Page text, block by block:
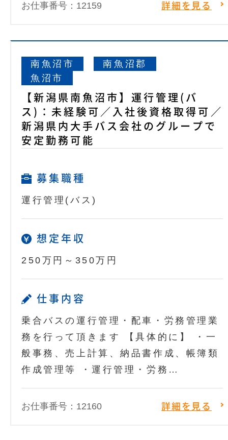
お仕事番号：12159 詳細を見る
南魚沼市
南魚沼郡
魚沼市
【新潟県南魚沼市】運行管理(バ
ス)：未経験可／入社後資格取得可／
新潟県内大手バス会社のグループで
安定勤務可能
募集職種
運行管理(バス)
想定年収
250万円～350万円
仕事内容
乗合バスの運行管理・配車・労務管理業
務を行って頂きます 【具体的に】 ・一
般事務、売上計算、納品書作成、帳簿類
作成管理等 ・運行管理・労務…
お仕事番号：12160 詳細を見る